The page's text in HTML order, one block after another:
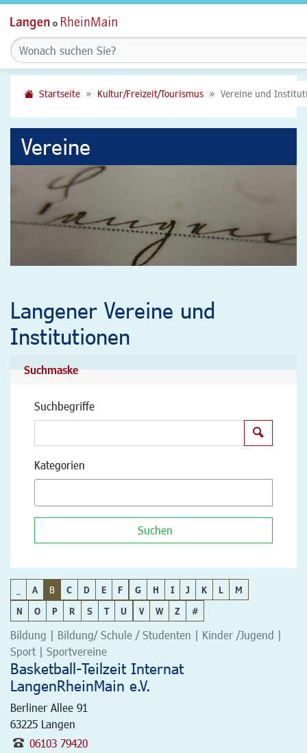
Startseite Kultur/Freizeit/Tourismus Vereine und
Vereine
Langener Vereine und
Institutionen
Suchmaske
Suchbegriffe
Kategorien
Suchen
A B C D E F G H I J K L
M
N
O P R S T U V W Z #
Bildung | Bildung/ Schule / Studenten | Kinder /Jugend |
Sport | Sportvereine
Basketball-Teilzeit Internat
LangenRheinMain e.V.
Berliner Allee 91
63225 Langen
06103 79420